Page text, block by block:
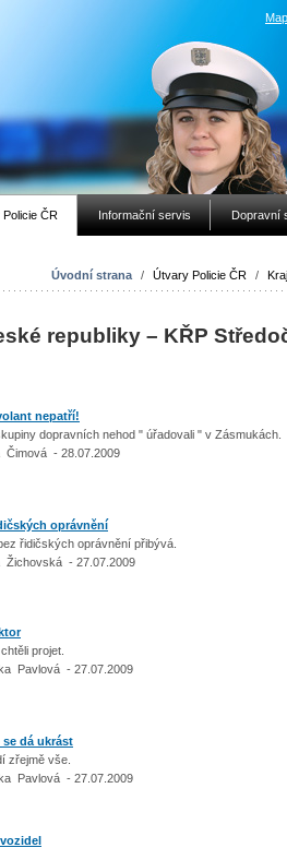
ČR Informační servis Dopravní
Úvodní strana / Útvary Policie ČR /
republiky – KŘP
nepatří!
dopravních nehod " úřadovali " v Zásmukách.
Čimová - 28.07.2009
oprávnění
řidičských oprávnění přibývá.
Žichovská - 27.07.2009
projet.
Pavlová - 27.07.2009
dá ukrást
zřejmě vše.
Pavlová - 27.07.2009